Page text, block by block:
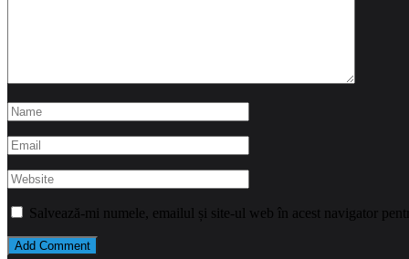
Salvează-mi numele, emailul și site-ul web în acest navigator